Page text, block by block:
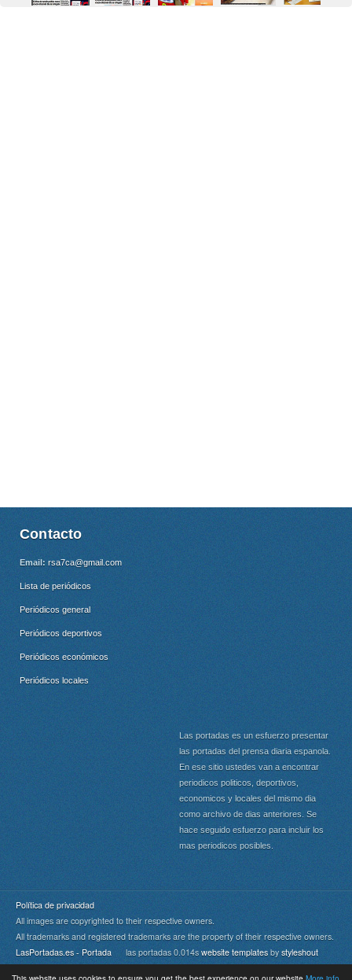
Contacto
Email: rsa7ca@gmail.com
Lista de periódicos
Periódicos general
Periódicos deportivos
Periódicos económicos
Periódicos locales
Las portadas es un esfuerzo presentar
las portadas del prensa diaria espanola.
En ese sitio ustedes van a encontrar
periodicos politicos, deportivos,
economicos y locales del mismo dia
como archivo de dias anteriores. Se
hace seguido esfuerzo para incluir los
mas periodicos posibles.
Política de privacidad
All images are copyrighted to their respective owners.
All trademarks and registered trademarks are the property of their respective owners.
LasPortadas.es - Portada las portadas 0.014s website templatesby styleshout